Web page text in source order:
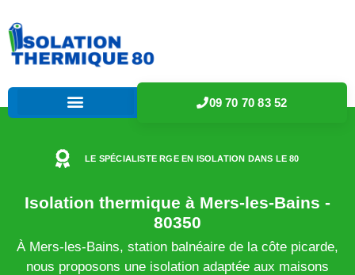
09 70 70 83 52
LE SPÉCIALISTE RGE EN ISOLATION DANS LE 80
Isolation thermique à Mers-les-Bains -
80350
À Mers-les-Bains, station balnéaire de la côte picarde,
nous proposons une isolation adaptée aux maisons